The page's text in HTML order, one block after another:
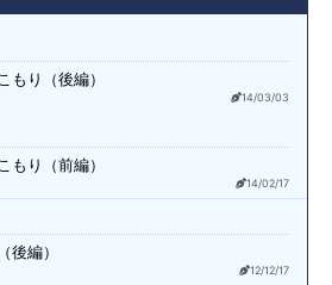
もり（後編）
14/03/03
もり（前編）
14/02/17
後編）
12/12/17